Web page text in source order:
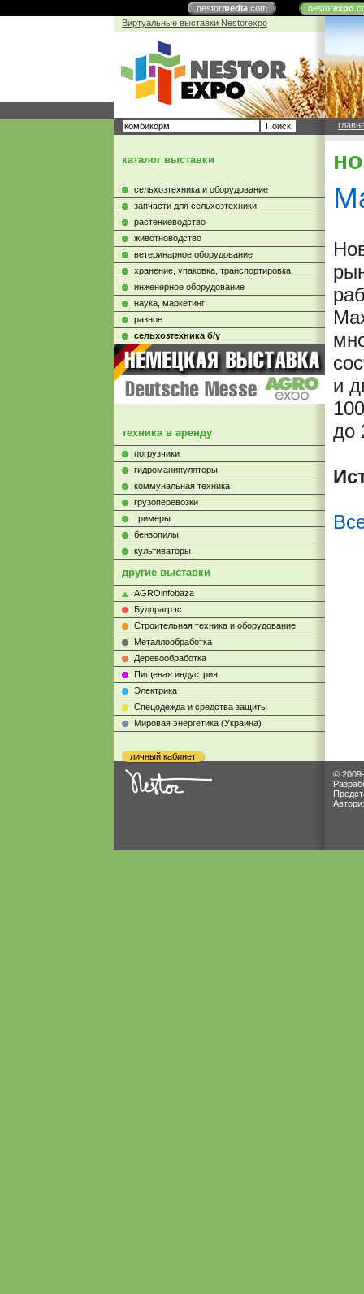
nestormedia.com nestorexpo
Виртуальные выставки Nestorexpo
каталог выставки
сельхозтехника и оборудование
запчасти для сельхозтехники
растениеводство
животноводство
ветеринарное оборудование
хранение, упаковка, транспортировка
инженерное оборудование
наука, маркетинг
разное
сельхозтехника б/у
техника в аренду
погрузчики
гидроманипуляторы
коммунальная техника
грузоперевозки
тримеры
бензопилы
культиваторы
другие выставки
AGROinfobaza
Будпрагрэс
Строительная техника и оборудование
Металлообработка
Деревообработка
Пищевая индустрия
Электрика
Cпецодежда и средства защиты
Мировая энергетика (Украина)
личный кабинет
и
до
©